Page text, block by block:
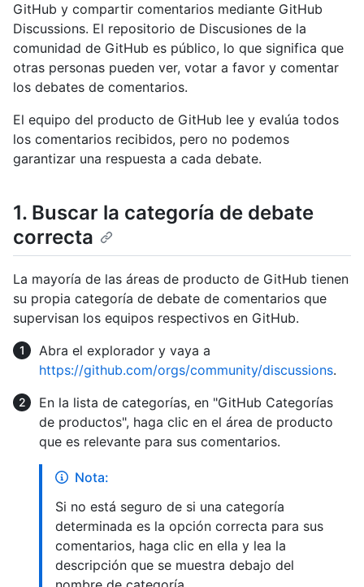
GitHub y compartir comentarios mediante GitHub
Discussions. El repositorio de Discusiones de la
comunidad de GitHub es público, lo que significa que
otras personas pueden ver, votar a favor y comentar
los debates de comentarios.
El equipo del producto de GitHub lee y evalúa todos
los comentarios recibidos, pero no podemos
garantizar una respuesta a cada debate.
1. Buscar la categoría de debate
correcta
La mayoría de las áreas de producto de GitHub tienen
su propia categoría de debate de comentarios que
supervisan los equipos respectivos en GitHub.
Abra el explorador y vaya a
https://github.com/orgs/community/discussions.
En la lista de categorías, en "GitHub Categorías
de productos", haga clic en el área de producto
que es relevante para sus comentarios.
Nota:
Si no está seguro de si una categoría
determinada es la opción correcta para sus
comentarios, haga clic en ella y lea la
descripción que se muestra debajo del